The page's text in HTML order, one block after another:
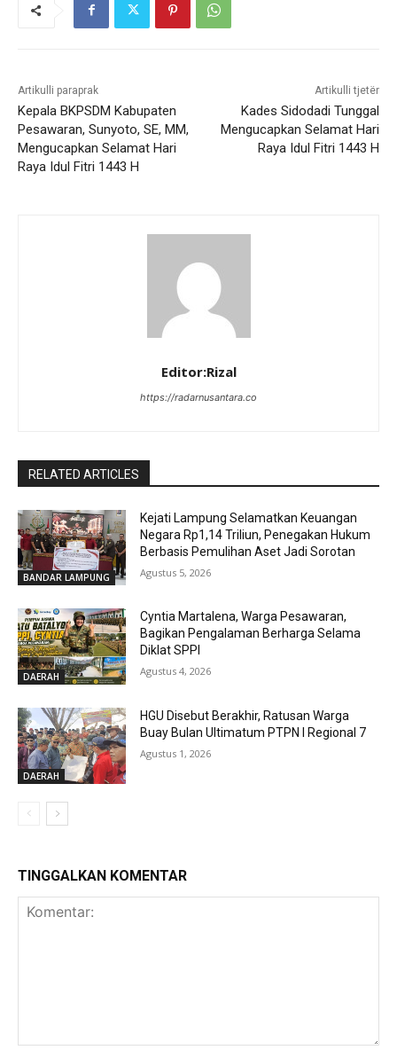
Artikulli paraprak
Kepala BKPSDM Kabupaten
Pesawaran, Sunyoto, SE, MM,
Mengucapkan Selamat Hari
Raya Idul Fitri 1443 H
Artikulli tjetër
Kades Sidodadi Tunggal
Mengucapkan Selamat Hari
Raya Idul Fitri 1443 H
Editor:Rizal
https://radarnusantara.co
RELATED ARTICLES
BANDAR LAMPUNG
Kejati Lampung Selamatkan Keuangan
Negara Rp1,14 Triliun, Penegakan Hukum
Berbasis Pemulihan Aset Jadi Sorotan
Agustus 5, 2026
DAERAH
Cyntia Martalena, Warga Pesawaran,
Bagikan Pengalaman Berharga Selama
Diklat SPPI
Agustus 4, 2026
DAERAH
HGU Disebut Berakhir, Ratusan Warga
Buay Bulan Ultimatum PTPN I Regional 7
Agustus 1, 2026
TINGGALKAN KOMENTAR